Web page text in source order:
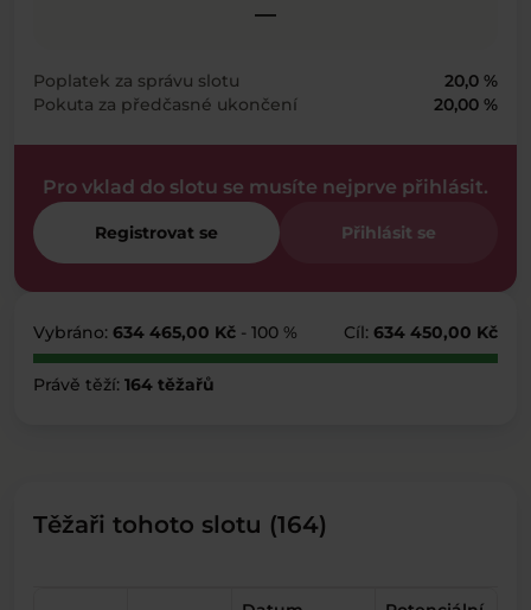
—
Poplatek za správu slotu
20,0 %
Pokuta za předčasné ukončení
20,00 %
Pro vklad do slotu se musíte nejprve přihlásit.
Registrovat se Přihlásit se
Vybráno: 634 465,00 Kč - 100 % Cíl: 634 450,00 Kč
Právě těží: 164 těžařů
Těžaři tohoto slotu (164)